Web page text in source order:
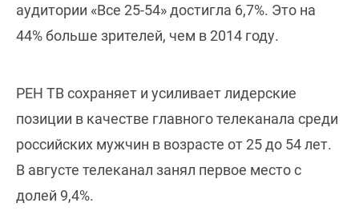
аудитории «Все 25-54» достигла 6,7%. Это на
44% больше зрителей, чем в 2014 году.
РЕН ТВ сохраняет и усиливает лидерские
позиции в качестве главного телеканала среди
российских мужчин в возрасте от 25 до 54 лет.
В августе телеканал занял первое место с
долей 9,4%.